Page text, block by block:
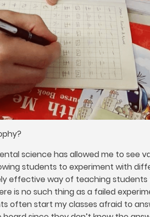
?
science has allowed me to see
students to experiment with
effective way of teaching
is no such thing as a failed
often start my classes afraid to